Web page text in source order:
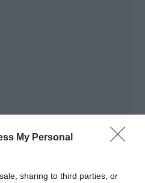
My Personal
sharing to third parties, or